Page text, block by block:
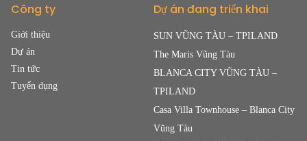
Công ty
Giới thiệu
Dự án
Tin tức
Tuyển dụng
Dự án đang triển khai
SUN VŨNG TÀU – TPILAND
The Maris Vũng Tàu
BLANCA CITY VŨNG TÀU –
TPILAND
Casa Villa Townhouse – Blanca City
Vũng Tàu